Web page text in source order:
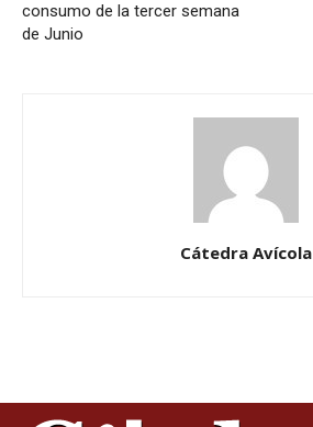
consumo de la tercer semana
de Junio
Cátedra Avícola